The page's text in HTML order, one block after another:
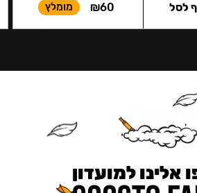
₪60 מומלץ לסל
אלינו למועדון